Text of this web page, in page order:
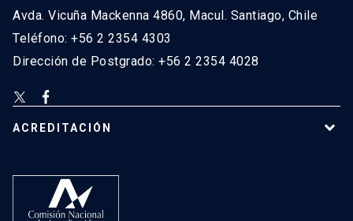
Avda. Vicuña Mackenna 4860, Macul. Santiago, Chile
Teléfono: +56 2 2354 4303
Dirección de Postgrado: +56 2 2354 4028
ACREDITACIÓN